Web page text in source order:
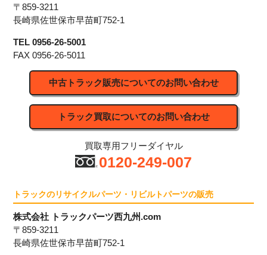
〒859-3211
長崎県佐世保市早苗町752-1
TEL 0956-26-5001
FAX 0956-26-5011
中古トラック販売についてのお問い合わせ
トラック買取についてのお問い合わせ
買取専用フリーダイヤル
0120-249-007
トラックのリサイクルパーツ・リビルトパーツの販売
株式会社 トラックパーツ西九州.com
〒859-3211
長崎県佐世保市早苗町752-1